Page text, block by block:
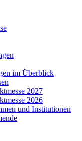
im Überblick
2027
2026
und Institutionen